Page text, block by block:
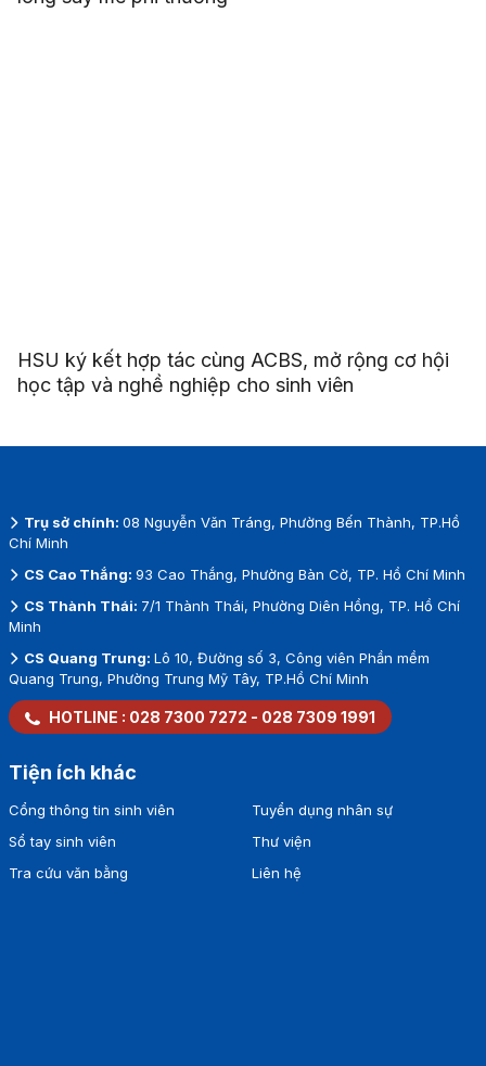
HSU ký kết hợp tác cùng ACBS, mở rộng cơ hội
học tập và nghề nghiệp cho sinh viên
Trụ sở chính: 08 Nguyễn Văn Tráng, Phường Bến Thành, TP.Hồ
Chí Minh
CS Cao Thắng: 93 Cao Thắng, Phường Bàn Cờ, TP. Hồ Chí Minh
CS Thành Thái: 7/1 Thành Thái, Phường Diên Hồng, TP. Hồ Chí
Minh
CS Quang Trung: Lô 10, Đường số 3, Công viên Phần mềm
Quang Trung, Phường Trung Mỹ Tây, TP.Hồ Chí Minh
HOTLINE : 028 7300 7272 - 028 7309 1991
Tiện ích khác
Cổng thông tin sinh viên
Sổ tay sinh viên
Tra cứu văn bằng
Tuyển dụng nhân sự
Thư viện
Liên hệ